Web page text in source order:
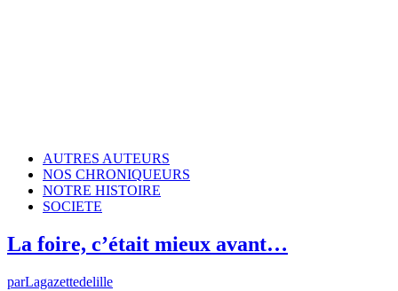
AUTRES AUTEURS
NOS CHRONIQUEURS
NOTRE HISTOIRE
SOCIETE
La foire, c’était mieux avant…
parLagazettedelille